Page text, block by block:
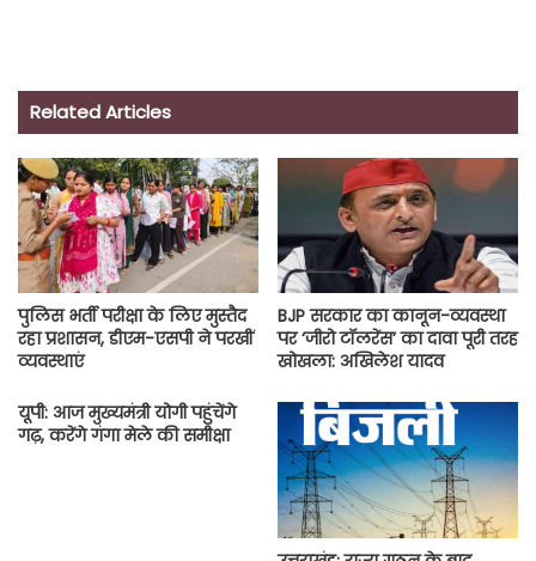
Related Articles
पुलिस भर्ती परीक्षा के लिए मुस्तैद
रहा प्रशासन, डीएम-एसपी ने परखीं
व्यवस्थाएं
BJP सरकार का कानून-व्यवस्था
पर ‘जीरो टॉलरेंस’ का दावा पूरी तरह
खोखला: अखिलेश यादव
यूपी: आज मुख्यमंत्री योगी पहुंचेंगे
गढ़, करेंगे गंगा मेले की समीक्षा